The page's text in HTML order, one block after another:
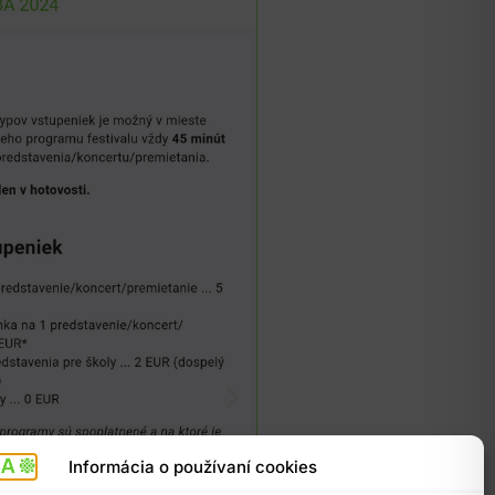
Informácia o používaní cookies